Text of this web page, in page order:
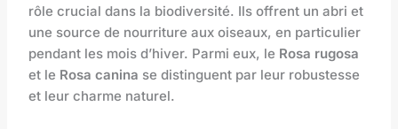
rôle crucial dans la biodiversité. Ils offrent un abri et
une source de nourriture aux oiseaux, en particulier
pendant les mois d’hiver. Parmi eux, le Rosa rugosa
et le Rosa canina se distinguent par leur robustesse
et leur charme naturel.